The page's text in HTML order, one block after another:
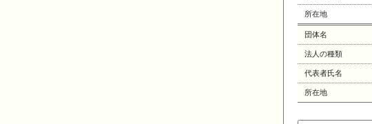
所在地
団体名
法人の種類
代表者氏名
所在地